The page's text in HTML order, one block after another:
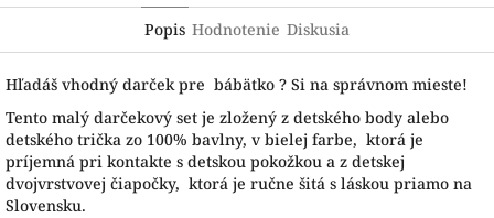
Popis Hodnotenie Diskusia
Hľadáš vhodný darček pre bábätko ? Si na správnom mieste!
Tento malý darčekový set je zložený z detského body alebo
detského trička zo 100% bavlny, v bielej farbe, ktorá je
príjemná pri kontakte s detskou pokožkou a z detskej
dvojvrstvovej čiapočky, ktorá je ručne šitá s láskou priamo na
Slovensku.